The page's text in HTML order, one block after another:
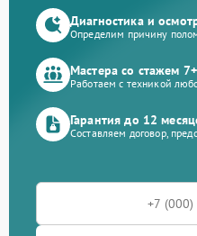
Диагностика и
Определим причину
Мастера со стажем
Работаем с техникой
Гарантия до 12
Составляем договор,